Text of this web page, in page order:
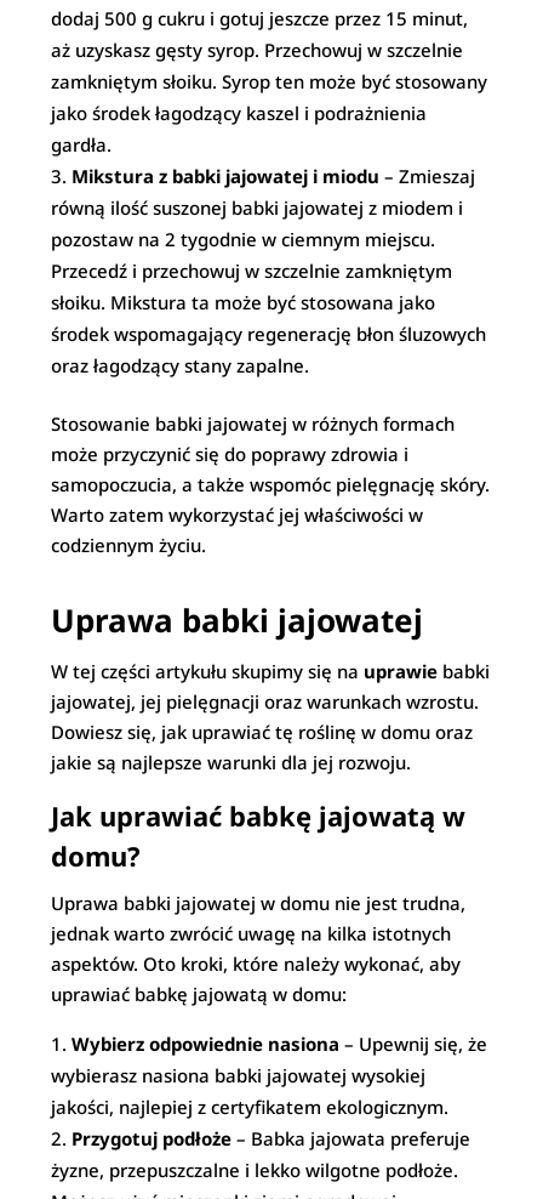
dodaj 500 g cukru i gotuj jeszcze przez 15 minut,
aż uzyskasz gęsty syrop. Przechowuj w szczelnie
zamkniętym słoiku. Syrop ten może być stosowany
jako środek łagodzący kaszel i podrażnienia
gardła.
Mikstura z babki jajowatej i miodu – Zmieszaj
równą ilość suszonej babki jajowatej z miodem i
pozostaw na 2 tygodnie w ciemnym miejscu.
Przecedź i przechowuj w szczelnie zamkniętym
słoiku. Mikstura ta może być stosowana jako
środek wspomagający regenerację błon śluzowych
oraz łagodzący stany zapalne.
Stosowanie babki jajowatej w różnych formach
może przyczynić się do poprawy zdrowia i
samopoczucia, a także wspomóc pielęgnację skóry.
Warto zatem wykorzystać jej właściwości w
codziennym życiu.
Uprawa babki jajowatej
W tej części artykułu skupimy się na uprawie babki
jajowatej, jej pielęgnacji oraz warunkach wzrostu.
Dowiesz się, jak uprawiać tę roślinę w domu oraz
jakie są najlepsze warunki dla jej rozwoju.
Jak uprawiać babkę jajowatą w
domu?
Uprawa babki jajowatej w domu nie jest trudna,
jednak warto zwrócić uwagę na kilka istotnych
aspektów. Oto kroki, które należy wykonać, aby
uprawiać babkę jajowatą w domu:
Wybierz odpowiednie nasiona – Upewnij się, że
wybierasz nasiona babki jajowatej wysokiej
jakości, najlepiej z certyfikatem ekologicznym.
Przygotuj podłoże – Babka jajowata preferuje
żyzne, przepuszczalne i lekko wilgotne podłoże.